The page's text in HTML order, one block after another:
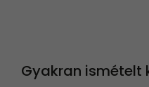
Gyakran ismételt